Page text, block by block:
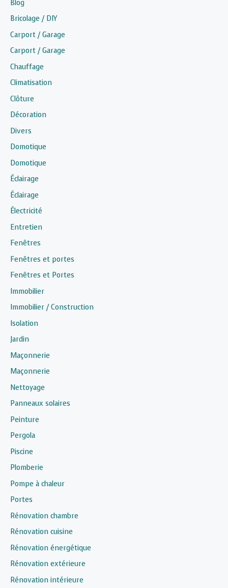
Blog
Bricolage / DIY
Carport / Garage
Carport / Garage
Chauffage
Climatisation
Clôture
Décoration
Divers
Domotique
Domotique
Éclairage
Éclairage
Électricité
Entretien
Fenêtres
Fenêtres et portes
Fenêtres et Portes
Immobilier
Immobilier / Construction
Isolation
Jardin
Maçonnerie
Maçonnerie
Nettoyage
Panneaux solaires
Peinture
Pergola
Piscine
Plomberie
Pompe à chaleur
Portes
Rénovation chambre
Rénovation cuisine
Rénovation énergétique
Rénovation extérieure
Rénovation intérieure